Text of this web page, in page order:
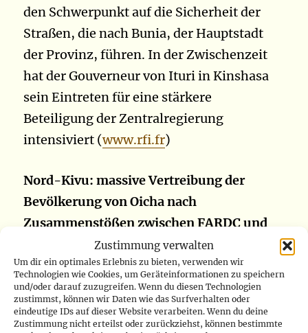
Zustimmung verwalten
Um dir ein optimales Erlebnis zu bieten, verwenden wir
Technologien wie Cookies, um Geräteinformationen zu speichern
und/oder darauf zuzugreifen. Wenn du diesen Technologien
zustimmst, können wir Daten wie das Surfverhalten oder
eindeutige IDs auf dieser Website verarbeiten. Wenn du deine
Zustimmung nicht erteilst oder zurückziehst, können bestimmte
den Schwerpunkt auf die Sicherheit der
Straßen, die nach Bunia, der Hauptstadt
der Provinz, führen. In der Zwischenzeit
hat der Gouverneur von Ituri in Kinshasa
sein Eintreten für eine stärkere
Beteiligung der Zentralregierung
intensiviert (www.rfi.fr)
Nord-Kivu: massive Vertreibung der
Bevölkerung von Oicha nach
Zusammenstößen zwischen FARDC und
Die lokale Zivilgesellschaft in Oicha, der
Kreisstadt von Beni, ist besorgt über die
massive Vertreibung der Bevölkerung in